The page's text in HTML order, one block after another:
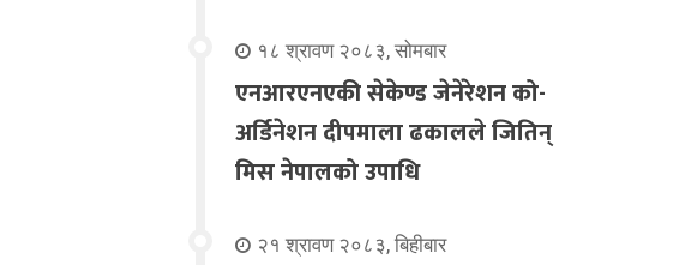
१८ श्रावण २०८३, सोमबार
एनआरएनएकी सेकेण्ड जेनेरेशन को-
अर्डिनेशन दीपमाला ढकालले जितिन्
मिस नेपालको उपाधि
२१ श्रावण २०८३, बिहीबार